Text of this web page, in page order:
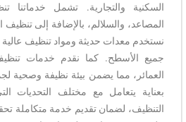
السكنية والتجارية. تشمل خدماتنا
المصاعد، والسلالم، بالإضافة إلى تنظيف
نستخدم معدات حديثة ومواد تنظيف عالية
جميع الأسطح. كما نقدم خدمات
العمائر، مما يضمن بيئة نظيفة وصحية
بعناية يتعامل مع مختلف التحديات
التنظيف، لضمان تقديم خدمة متكاملة